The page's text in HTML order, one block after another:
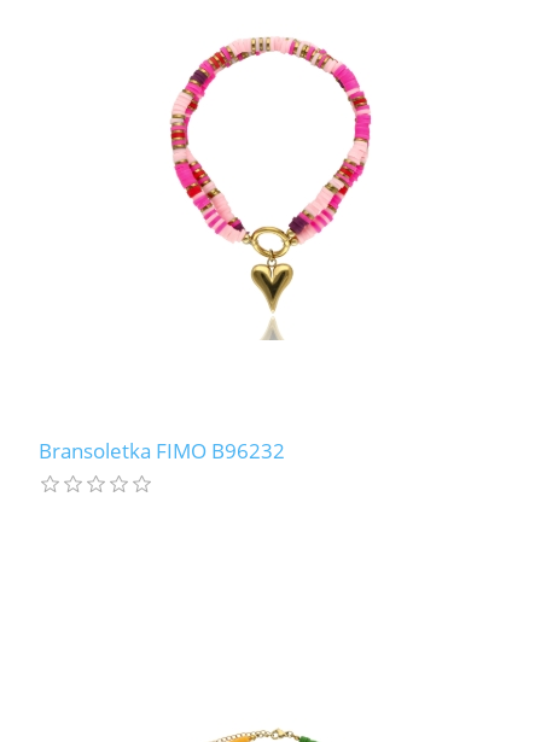
Bransoletka FIMO B96232